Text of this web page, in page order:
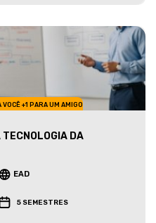
+1 PARA UM AMIGO
TECNOLOGIA DA
EAD
5 SEMESTRES